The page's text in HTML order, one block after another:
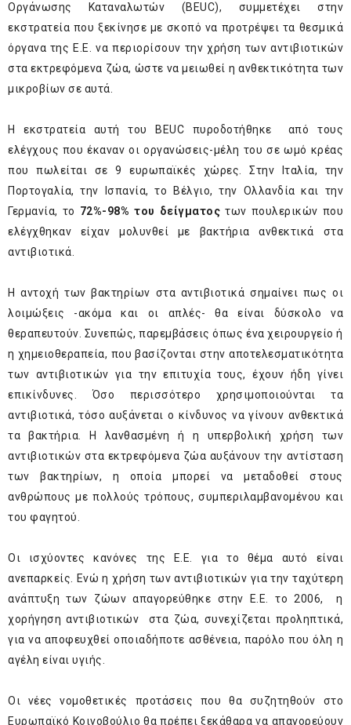
Οργάνωσης Καταναλωτών (BEUC), συμμετέχει στην
εκστρατεία που ξεκίνησε με σκοπό να προτρέψει τα θεσμικά
όργανα της Ε.Ε. να περιορίσουν την χρήση των αντιβιοτικών
στα εκτρεφόμενα ζώα, ώστε να μειωθεί η ανθεκτικότητα των
μικροβίων σε αυτά.
Η εκστρατεία αυτή του BEUC πυροδοτήθηκε από τους
ελέγχους που έκαναν οι οργανώσεις-μέλη του σε ωμό κρέας
που πωλείται σε 9 ευρωπαϊκές χώρες. Στην Ιταλία, την
Πορτογαλία, την Ισπανία, το Βέλγιο, την Ολλανδία και την
Γερμανία, το 72%-98% του δείγματος των πουλερικών που
ελέγχθηκαν είχαν μολυνθεί με βακτήρια ανθεκτικά στα
αντιβιοτικά.
Η αντοχή των βακτηρίων στα αντιβιοτικά σημαίνει πως οι
λοιμώξεις -ακόμα και οι απλές- θα είναι δύσκολο να
θεραπευτούν. Συνεπώς, παρεμβάσεις όπως ένα χειρουργείο ή
η χημειοθεραπεία, που βασίζονται στην αποτελεσματικότητα
των αντιβιοτικών για την επιτυχία τους, έχουν ήδη γίνει
επικίνδυνες. Όσο περισσότερο χρησιμοποιούνται τα
αντιβιοτικά, τόσο αυξάνεται ο κίνδυνος να γίνουν ανθεκτικά
τα βακτήρια. Η λανθασμένη ή η υπερβολική χρήση των
αντιβιοτικών στα εκτρεφόμενα ζώα αυξάνουν την αντίσταση
των βακτηρίων, η οποία μπορεί να μεταδοθεί στους
ανθρώπους με πολλούς τρόπους, συμπεριλαμβανομένου και
του φαγητού.
Οι ισχύοντες κανόνες της Ε.Ε. για το θέμα αυτό είναι
ανεπαρκείς. Ενώ η χρήση των αντιβιοτικών για την ταχύτερη
ανάπτυξη των ζώων απαγορεύθηκε στην Ε.Ε. το 2006, η
χορήγηση αντιβιοτικών στα ζώα, συνεχίζεται προληπτικά,
για να αποφευχθεί οποιαδήποτε ασθένεια, παρόλο που όλη η
αγέλη είναι υγιής.
Οι νέες νομοθετικές προτάσεις που θα συζητηθούν στο
Ευρωπαϊκό Κοινοβούλιο θα πρέπει ξεκάθαρα να απαγορεύουν